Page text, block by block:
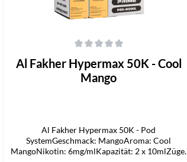
Al Fakher Hypermax 50K - Cool
Mango
Al Fakher Hypermax 50K - Pod
SystemGeschmack: MangoAroma: Cool
MangoNikotin: 6mg/mlKapazität: 2 x 10mlZüge: